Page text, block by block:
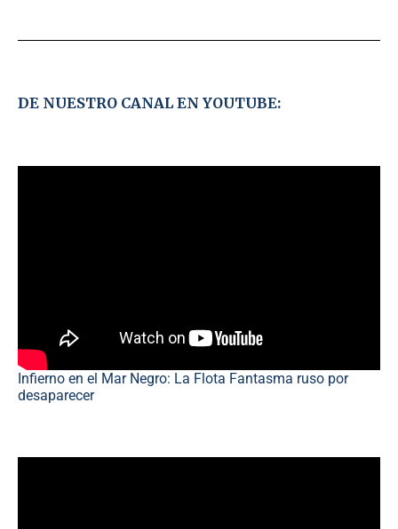
DE NUESTRO CANAL EN YOUTUBE:
Infierno en el Mar Negro: La Flota Fantasma ruso por
desaparecer